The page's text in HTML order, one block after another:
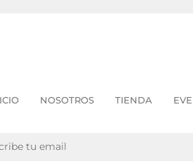
NOSOTROS TIENDA